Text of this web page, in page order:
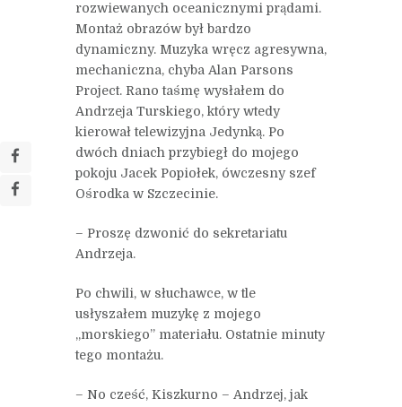
rozwiewanych oceanicznymi prądami.
Montaż obrazów był bardzo
dynamiczny. Muzyka wręcz agresywna,
mechaniczna, chyba Alan Parsons
Project. Rano taśmę wysłałem do
Andrzeja Turskiego, który wtedy
kierował telewizyjna Jedynką. Po
dwóch dniach przybiegł do mojego
pokoju Jacek Popiołek, ówczesny szef
Ośrodka w Szczecinie.
– Proszę dzwonić do sekretariatu
Andrzeja.
Po chwili, w słuchawce, w tle
usłyszałem muzykę z mojego
„morskiego” materiału. Ostatnie minuty
tego montażu.
– No cześć, Kiszkurno – Andrzej, jak